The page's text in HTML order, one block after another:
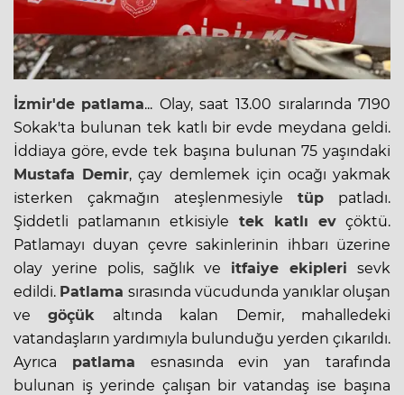
İzmir'de patlama... Olay, saat 13.00 sıralarında 7190
Sokak'ta bulunan tek katlı bir evde meydana geldi.
İddiaya göre, evde tek başına bulunan 75 yaşındaki
Mustafa Demir, çay demlemek için ocağı yakmak
isterken çakmağın ateşlenmesiyle tüp patladı.
Şiddetli patlamanın etkisiyle tek katlı evçöktü.
Patlamayı duyan çevre sakinlerinin ihbarı üzerine
olay yerine polis, sağlık ve itfaiye ekipleri sevk
edildi. Patlama sırasında vücudunda yanıklar oluşan
vegöçük altında kalan Demir, mahalledeki
vatandaşların yardımıyla bulunduğu yerden çıkarıldı.
Ayrıca patlama esnasında evin yan tarafında
bulunan iş yerinde çalışan bir vatandaş ise başına